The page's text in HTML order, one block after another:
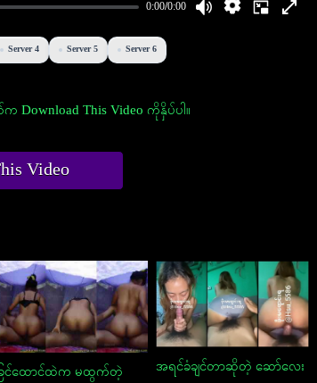
0:00/0:00
Server 4 Server 5 Server 6
This Video ကိုနှိပ်ပါ။
Video
ြင်ထောင်ထဲက မထွက်တဲ့
အရင်ခံချင်တာဆိုတဲ့ ဆော်လေး